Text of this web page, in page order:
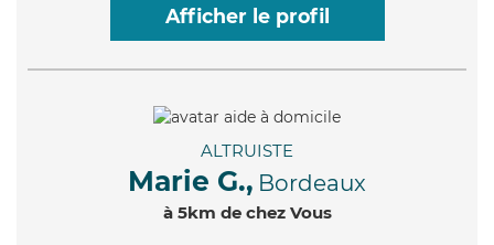
Afficher le profil
ALTRUISTE
Marie G., Bordeaux
à 5km de chez Vous